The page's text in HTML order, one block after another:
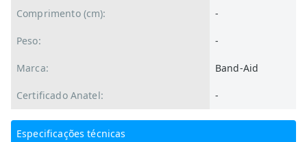
Comprimento (cm): -
Peso: -
Marca: Band-Aid
Certificado Anatel: -
Especificações técnicas